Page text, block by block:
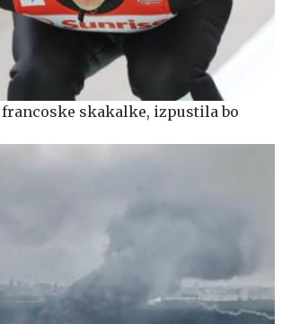
francoske skakalke, izpustila bo